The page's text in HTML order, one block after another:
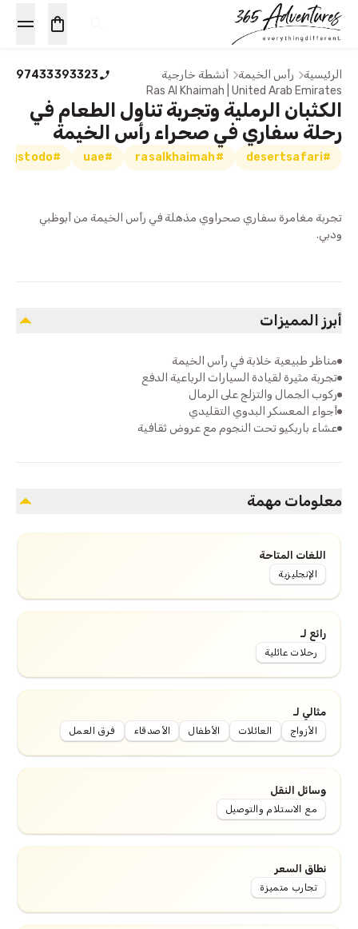
الرئيسية رأس الخيمة أنشطة خارجية
97433393323
Ras Al Khaimah | United Arab Emirates
الكثبان الرملية وتجربة تناول الطعام في
رحلة سفاري في صحراء رأس الخيمة
#desertsafari
#rasalkhaimah
#uae
#thingstodo
تجربة مغامرة سفاري صحراوي مذهلة في رأس الخيمة من أبوظبي
ودبي.
أبرز المميزات
مناظر طبيعية خلابة في رأس الخيمة
تجربة مثيرة لقيادة السيارات الرباعية الدفع
ركوب الجمال والتزلج على الرمال
أجواء المعسكر البدوي التقليدي
عشاء باربكيو تحت النجوم مع عروض ثقافية
معلومات مهمة
اللغات المتاحة
الإنجليزية
رائع لـ
رحلات عائلية
مثالي لـ
الأزواج العائلات الأطفال الأصدقاء فرق العمل
وسائل النقل
مع الاستلام والتوصيل
نطاق السعر
تجارب متميزة